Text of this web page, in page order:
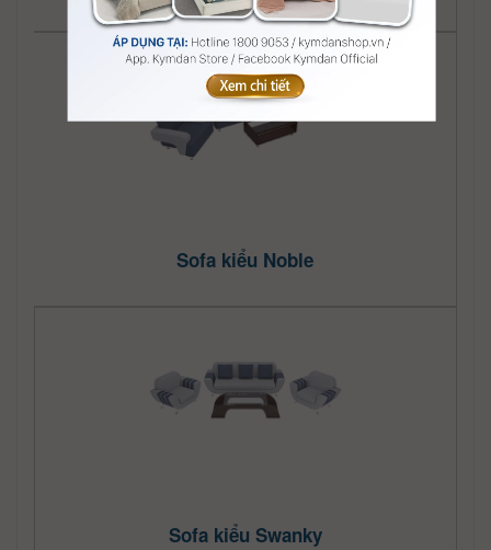
Sofa kiểu Noble
Sofa kiểu Swanky